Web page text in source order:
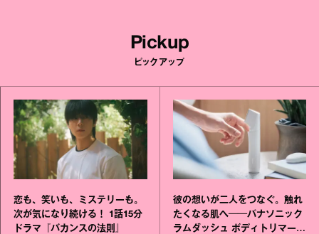
Pickup
ピックアップ
恋も、笑いも、ミステリーも。
次が気になり続ける！ 1話15分
ドラマ『バカンスの法則』
彼の想いが二人をつなぐ。触れ
たくなる肌へ──パナソニック
ラムダッシュ ボディトリマーが